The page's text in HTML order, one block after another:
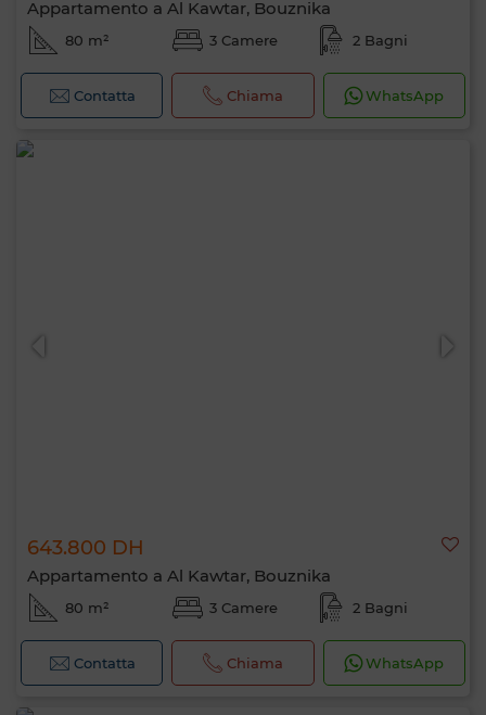
Appartamento a Al Kawtar, Bouznika
80 m² 3 Camere 2 Bagni
Contatta Chiama WhatsApp
643.800 DH
Appartamento a Al Kawtar, Bouznika
80 m² 3 Camere 2 Bagni
Contatta Chiama WhatsApp